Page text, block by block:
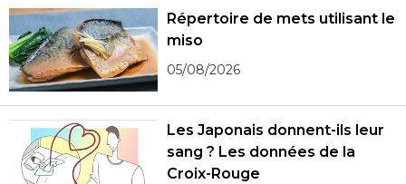
Répertoire de mets utilisant le
miso
05/08/2026
Les Japonais donnent-ils leur
sang ? Les données de la
Croix-Rouge